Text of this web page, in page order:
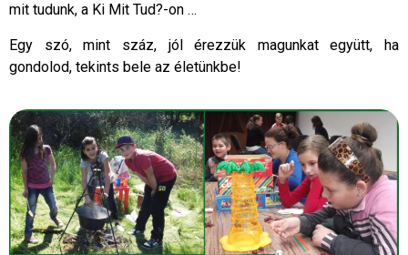
mit tudunk, a Ki Mit Tud?-on …
Egy szó, mint száz, jól érezzük magunkat együtt, ha
gondolod, tekints bele az életünkbe!